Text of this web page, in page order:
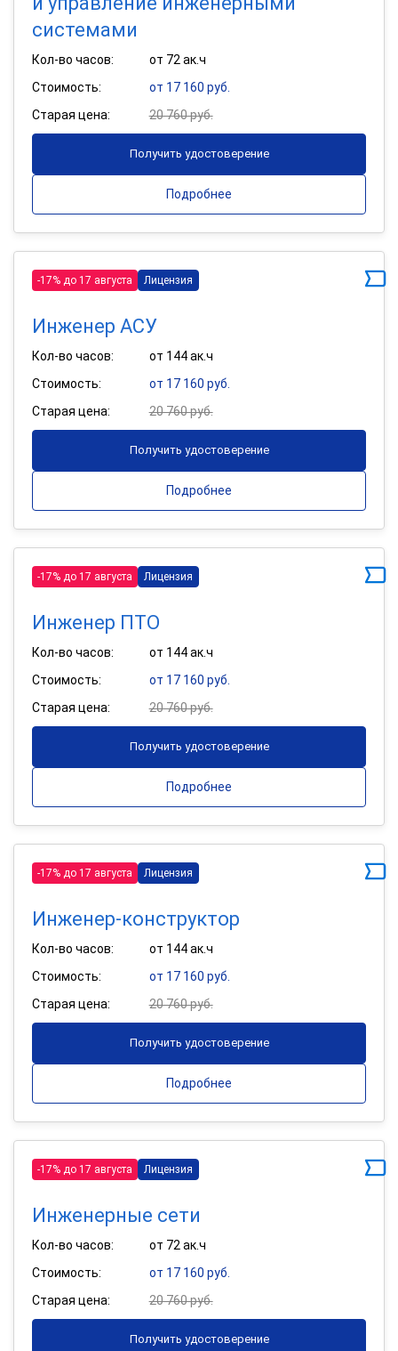
системами
Кол-во часов:
от 72 ак.ч
Стоимость:
от 17 160 руб.
Старая цена:
20 760 руб.
Получить удостоверение
Подробнее
-17% до 17 августа Лицензия
Инженер АСУ
Кол-во часов:
от 144 ак.ч
Стоимость:
от 17 160 руб.
Старая цена:
20 760 руб.
Получить удостоверение
Подробнее
-17% до 17 августа Лицензия
Инженер ПТО
Кол-во часов:
от 144 ак.ч
Стоимость:
от 17 160 руб.
Старая цена:
20 760 руб.
Получить удостоверение
Подробнее
-17% до 17 августа Лицензия
Инженер-конструктор
Кол-во часов:
от 144 ак.ч
Стоимость:
от 17 160 руб.
Старая цена:
20 760 руб.
Получить удостоверение
Подробнее
-17% до 17 августа Лицензия
Инженерные сети
Кол-во часов:
от 72 ак.ч
Стоимость:
от 17 160 руб.
Старая цена:
20 760 руб.
Получить удостоверение